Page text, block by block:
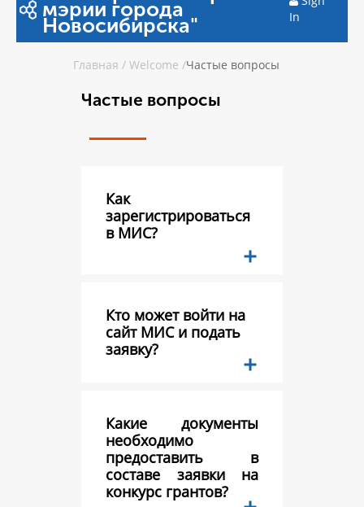
мэрии города
Новосибирска"
In
Главная / Welcome /Частые вопросы
Частые вопросы
Как
зарегистрироваться
в МИС?
Кто может войти на
сайт МИС и подать
заявку?
Какие документы
необходимо
предоставить в
составе заявки на
конкурс грантов?